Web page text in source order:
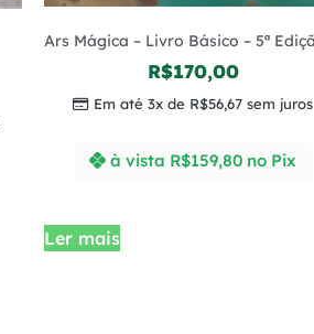
Ars Mágica – Livro Básico – 5ª
R$170,00
Em até 3x de R$56,67 sem juros
à vista R$159,80 no Pix
Ler mais